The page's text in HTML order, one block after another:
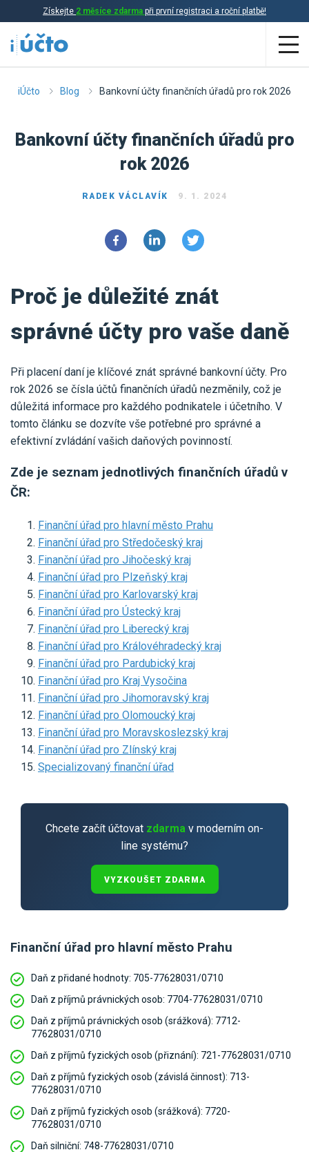
Získejte 2 měsíce zdarma při první registraci a roční platbě!
Aplikace
Daňová evidence
Online účetnictví
Online fakturace
Propojení s bankou
Ceník a sklady
One Stop Shop (OSS)
Všechny funkce
Ceník
Poptávka účetních služeb
Ceník účetních služeb
Pro koho je určené
Pro živnostníky
Pro spolky Blog Kontakt
VYZKOUŠET ZDARMA PŘIHLÁSIT SE
iÚčto Blog Bankovní účty finančních úřadů pro rok 2026
Bankovní účty finančních úřadů pro
rok 2026
RADEK VÁCLAVÍK 9. 1. 2024
Proč je důležité znát
správné účty pro vaše daně
Při placení daní je klíčové znát správné bankovní účty. Pro
rok 2026 se čísla účtů finančních úřadů nezměnily, což je
důležitá informace pro každého podnikatele i účetního. V
tomto článku se dozvíte vše potřebné pro správné a
efektivní zvládání vašich daňových povinností.
Zde je seznam jednotlivých finančních úřadů v
ČR:
Finanční úřad pro hlavní město Prahu
Finanční úřad pro Středočeský kraj
Finanční úřad pro Jihočeský kraj
Finanční úřad pro Plzeňský kraj
Finanční úřad pro Karlovarský kraj
Finanční úřad pro Ústecký kraj
Finanční úřad pro Liberecký kraj
Finanční úřad pro Královéhradecký kraj
Finanční úřad pro Pardubický kraj
Finanční úřad pro Kraj Vysočina
Finanční úřad pro Jihomoravský kraj
Finanční úřad pro Olomoucký kraj
Finanční úřad pro Moravskoslezský kraj
Finanční úřad pro Zlínský kraj
Specializovaný finanční úřad
Chcete začít účtovat zdarma v moderním on-
line systému?
VYZKOUŠET ZDARMA
Finanční úřad pro hlavní město Prahu
Daň z přidané hodnoty: 705-77628031/0710
Daň z příjmů právnických osob: 7704-77628031/0710
Daň z příjmů právnických osob (srážková): 7712-
77628031/0710
Daň z příjmů fyzických osob (přiznání): 721-77628031/0710
Daň z příjmů fyzických osob (závislá činnost): 713-
77628031/0710
Daň z příjmů fyzických osob (srážková): 7720-
77628031/0710
Daň silniční: 748-77628031/0710